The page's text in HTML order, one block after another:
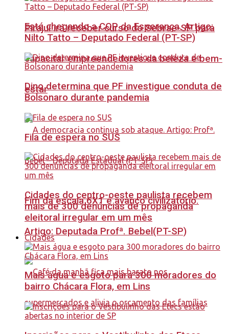
Pirajuí irá receber curso do Sebrae-SP para
capacitar empreendedores da beleza e bem-
estar
Fim da escala 6X1 é avanço civilizatório.
Artigo: Deputada Profª. Bebel(PT-SP)
Está chegando a COP da Esperança. Artigo:
Nilto Tatto – Deputado Federal (PT-SP)
Dino determina que PF investigue conduta de
Bolsonaro durante pandemia
Fila de espera no SUS
Cidades do centro-oeste paulista recebem
mais de 300 denúncias de propaganda
eleitoral irregular em um mês
Cidades
Mais água e esgoto para 300 moradores do
bairro Chácara Flora, em Lins